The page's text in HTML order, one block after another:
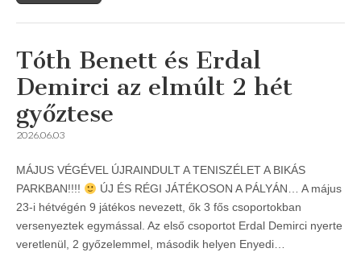
Tóth Benett és Erdal
Demirci az elmúlt 2 hét
győztese
2026.06.03
MÁJUS VÉGÉVEL ÚJRAINDULT A TENISZÉLET A BIKÁS
PARKBAN!!!!
ÚJ ÉS RÉGI JÁTÉKOSON A PÁLYÁN… A május
23-i hétvégén 9 játékos nevezett, ők 3 fős csoportokban
versenyeztek egymással. Az első csoportot Erdal Demirci nyerte
veretlenül, 2 győzelemmel, második helyen Enyedi…